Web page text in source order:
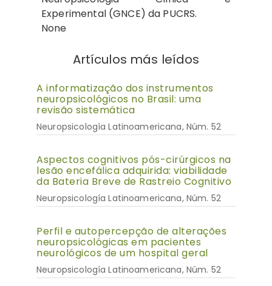
Experimental (GNCE) da PUCRS.
None
Artículos más leídos
A informatização dos instrumentos
neuropsicológicos no Brasil: uma
revisão sistemática
Neuropsicología Latinoamericana, Núm. 52
Aspectos cognitivos pós-cirúrgicos na
lesão encefálica adquirida: viabilidade
da Bateria Breve de Rastreio Cognitivo
Neuropsicología Latinoamericana, Núm. 52
Perfil e autopercepção de alterações
neuropsicológicas em pacientes
neurológicos de um hospital geral
Neuropsicología Latinoamericana, Núm. 52